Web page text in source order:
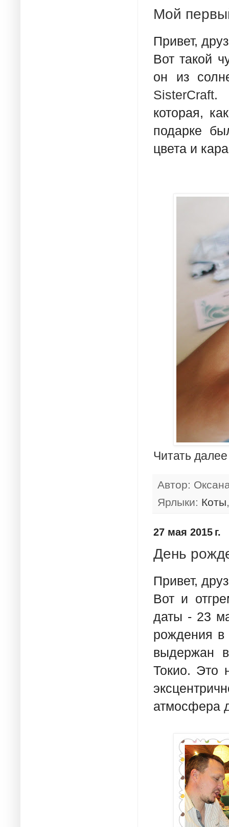
Мой
Привет,
Вот такой
он из
SisterCraft.
которая,
подарке
цвета и
Читать
Автор:
Ярлыки: Коты
27 мая 2015 г.
День
Привет,
Вот и
даты - 23
рождения в
выдержан
Токио. Это
атмосфера